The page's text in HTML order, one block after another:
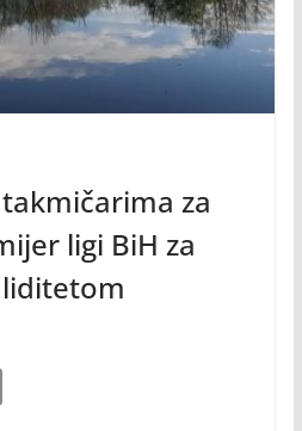
za
ligi BiH za
C